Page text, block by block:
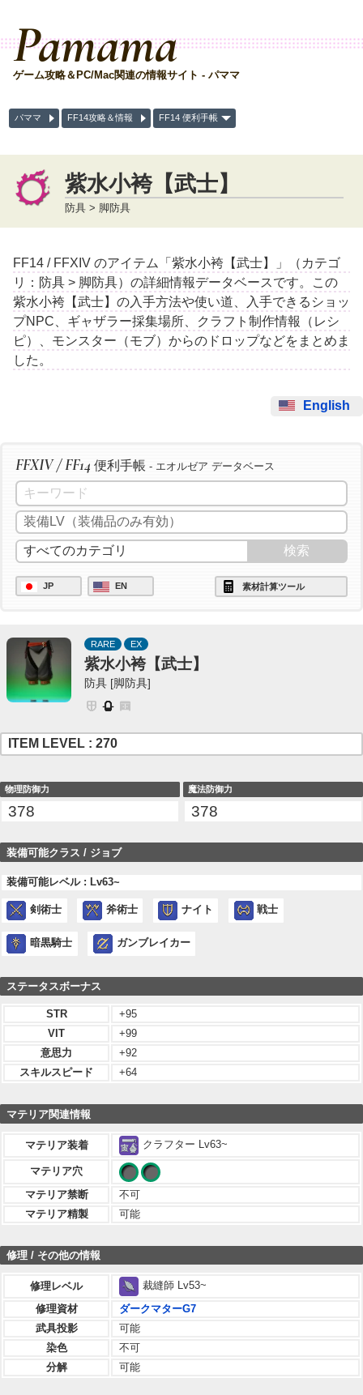
Pamama
ゲーム攻略＆PC/Mac関連の情報サイト - パママ
パママ FF14攻略＆情報 FF14 便利手帳
紫水小袴【武士】
防具 > 脚防具
FF14 / FFXIV のアイテム「紫水小袴【武士】」（カテゴ
リ：防具 > 脚防具）の詳細情報データベースです。この
紫水小袴【武士】の入手方法や使い道、入手できるショッ
プNPC、ギャザラー採集場所、クラフト制作情報（レシ
ピ）、モンスター（モブ）からのドロップなどをまとめま
した。
English
FFXIV / FF14 便利手帳 - エオルゼア データベース
JP EN 素材計算ツール
RARE EX
紫水小袴【武士】
防具 [脚防具]
ITEM LEVEL : 270
物理防御力
378
魔法防御力
378
装備可能クラス / ジョブ
装備可能レベル : Lv63~
剣術士 斧術士 ナイト 戦士
暗黒騎士 ガンブレイカー
ステータスボーナス
STR
+95
VIT
+99
意思力
+92
スキルスピード
+64
マテリア関連情報
マテリア装着 クラフター Lv63~
マテリア穴
マテリア禁断
不可
マテリア精製
可能
修理 / その他の情報
修理レベル
裁縫師 Lv53~
修理資材
ダークマターG7
武具投影
可能
染色
不可
分解
可能